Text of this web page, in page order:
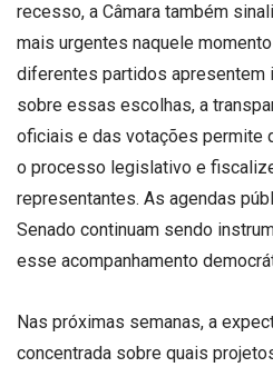
recesso, a Câmara também
mais urgentes naquele
diferentes partidos apresentem
sobre essas escolhas, a
oficiais e das votações permite
o processo legislativo e
representantes. As agendas
Senado continuam sendo
esse acompanhamento
Nas próximas semanas, a
concentrada sobre quais